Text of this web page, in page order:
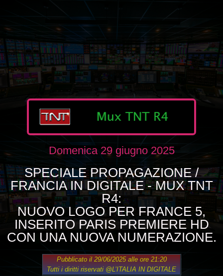
Domenica 29 giugno 2025
SPECIALE PROPAGAZIONE /
FRANCIA IN DIGITALE - MUX TNT
R4:
NUOVO LOGO PER FRANCE 5,
INSERITO PARIS PREMIERE HD
CON UNA NUOVA NUMERAZIONE.
Pubblicato il 29/06/2025 alle ore 21:20
Tutti i diritti riservati @L’ITALIA IN DIGITALE